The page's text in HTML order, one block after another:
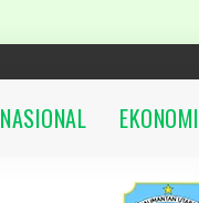
NASIONAL EKONOMI